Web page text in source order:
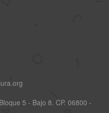
5 - Bajo 8. CP. 06800 -